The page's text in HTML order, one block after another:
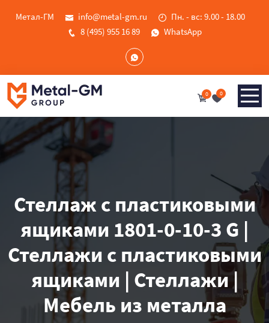
Метал-ГМ info@metal-gm.ru
Пн. - вс: 9.00 - 18.00
8 (495) 955 16 89
WhatsApp
0 0
Стеллаж с пластиковыми
ящиками 1801-0-10-3 G |
Стеллажи с пластиковыми
ящиками | Стеллажи |
Мебель из металла